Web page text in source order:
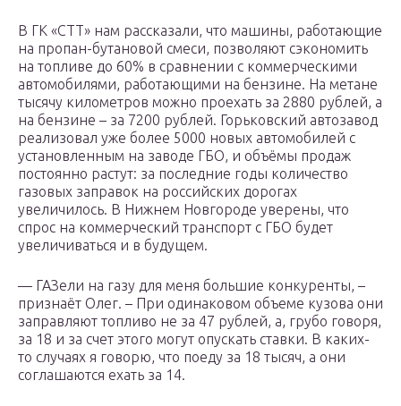
В ГК «СТТ» нам рассказали, что машины, работающие
на пропан-бутановой смеси, позволяют сэкономить
на топливе до 60% в сравнении с коммерческими
автомобилями, работающими на бензине. На метане
тысячу километров можно проехать за 2880 рублей, а
на бензине – за 7200 рублей. Горьковский автозавод
реализовал уже более 5000 новых автомобилей с
установленным на заводе ГБО, и объёмы продаж
постоянно растут: за последние годы количество
газовых заправок на российских дорогах
увеличилось. В Нижнем Новгороде уверены, что
спрос на коммерческий транспорт с ГБО будет
увеличиваться и в будущем.
— ГАЗели на газу для меня большие конкуренты, –
признаёт Олег. – При одинаковом объеме кузова они
заправляют топливо не за 47 рублей, а, грубо говоря,
за 18 и за счет этого могут опускать ставки. В каких-
то случаях я говорю, что поеду за 18 тысяч, а они
соглашаются ехать за 14.